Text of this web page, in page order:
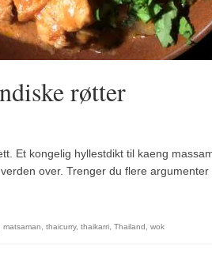
røtter
Et kongelig hyllestdikt til kaeng
over. Trenger du flere argumenter
matsaman thaicurry, thaikarri Thailand wok